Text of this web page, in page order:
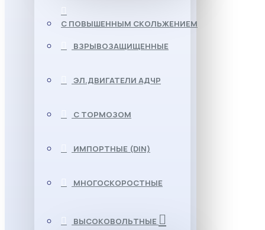
С ПОВЫШЕННЫМ СКОЛЬЖЕНИЕМ
ВЗРЫВОЗАЩИЩЕННЫЕ
ЭЛ.ДВИГАТЕЛИ АДЧР
С ТОРМОЗОМ
ИМПОРТНЫЕ (DIN)
МНОГОСКОРОСТНЫЕ
ВЫСОКОВОЛЬТНЫЕ